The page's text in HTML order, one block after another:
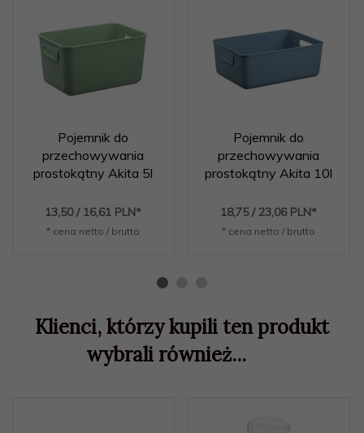
Pojemnik do
przechowywania
prostokątny Akita 5l
13,50 / 16,61 PLN*
* cena netto / brutto
Pojemnik do
przechowywania
prostokątny Akita 10l
18,75 / 23,06 PLN*
* cena netto / brutto
Klienci, którzy kupili ten produkt
wybrali również...